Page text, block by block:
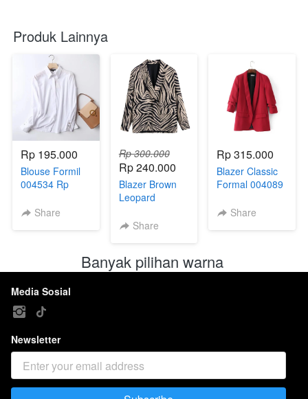
Produk Lainnya
Rp 195.000
Blouse Formil
004534 Rp
Share
Rp 300.000
Rp 240.000
Blazer Brown
Leopard
300.000⁣⁣⁣
Share
Rp 315.000
Blazer Classic
Formal 004089
Share
Banyak pilihan warna
Media Sosial
Newsletter